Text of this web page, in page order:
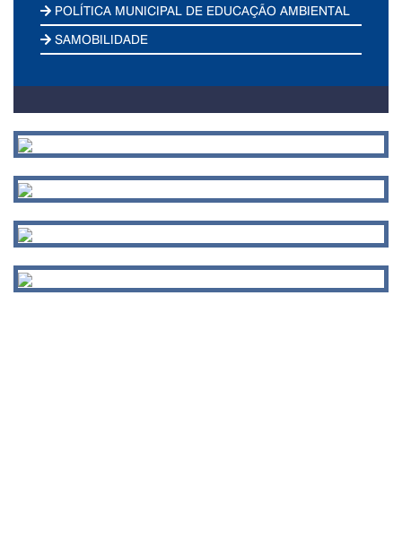
POLÍTICA MUNICIPAL DE EDUCAÇÃO AMBIENTAL
SAMOBILIDADE